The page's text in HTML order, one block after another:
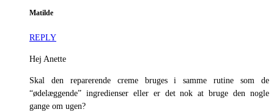
Matilde
REPLY
Hej Anette
Skal den reparerende creme bruges i samme rutine som de
“ødelæggende” ingredienser eller er det nok at bruge den nogle
gange om ugen?